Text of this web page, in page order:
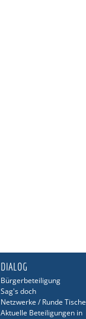
DIALOG
Bürgerbeteiligung
Sag's doch
Netzwerke / Runde Tische
Aktuelle Beteiligungen in